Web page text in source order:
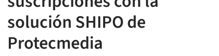
solución SHIPO de
Protecmedia